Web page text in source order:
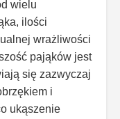
wielu
ilości
wrażliwości
pająków jest
się zazwyczaj
i
ukąszenie